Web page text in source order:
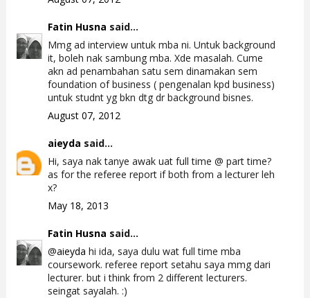
Fatin Husna said...
Mmg ad interview untuk mba ni. Untuk background
it, boleh nak sambung mba. Xde masalah. Cume
akn ad penambahan satu sem dinamakan sem
foundation of business ( pengenalan kpd business)
untuk studnt yg bkn dtg dr background bisnes.
August 07, 2012
aieyda said...
Hi, saya nak tanye awak uat full time @ part time?
as for the referee report if both from a lecturer leh
x?
May 18, 2013
Fatin Husna said...
@aieyda hi ida, saya dulu wat full time mba
coursework. referee report setahu saya mmg dari
lecturer. but i think from 2 different lecturers.
seingat sayalah. :)